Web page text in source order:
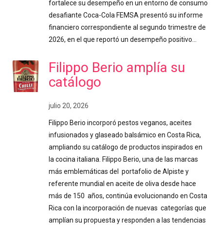
fortalece su desempeño en un entorno de consumo
desafiante Coca-Cola FEMSA presentó su informe
financiero correspondiente al segundo trimestre de
2026, en el que reportó un desempeño positivo…
Filippo Berio amplía su
catálogo
julio 20, 2026
Filippo Berio incorporó pestos veganos, aceites
infusionados y glaseado balsámico en Costa Rica,
ampliando su catálogo de productos inspirados en
la cocina italiana. Filippo Berio, una de las marcas
más emblemáticas del portafolio de Alpiste y
referente mundial en aceite de oliva desde hace
más de 150 años, continúa evolucionando en Costa
Rica con la incorporación de nuevas categorías que
amplían su propuesta y responden a las tendencias